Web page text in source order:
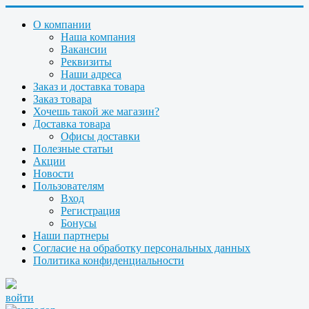
О компании
Наша компания
Вакансии
Реквизиты
Наши адреса
Заказ и доставка товара
Заказ товара
Хочешь такой же магазин?
Доставка товара
Офисы доставки
Полезные статьи
Акции
Новости
Пользователям
Вход
Регистрация
Бонусы
Наши партнеры
Согласие на обработку персональных данных
Политика конфиденциальности
войти